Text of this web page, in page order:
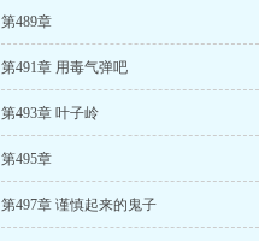
第489章
第491章 用毒气弹吧
第493章 叶子岭
第495章
第497章 谨慎起来的鬼子